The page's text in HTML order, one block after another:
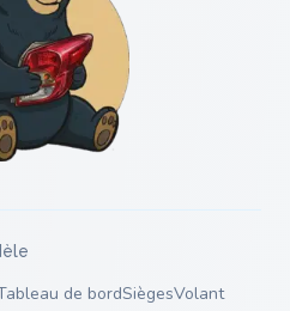
de bordSiègesVolant